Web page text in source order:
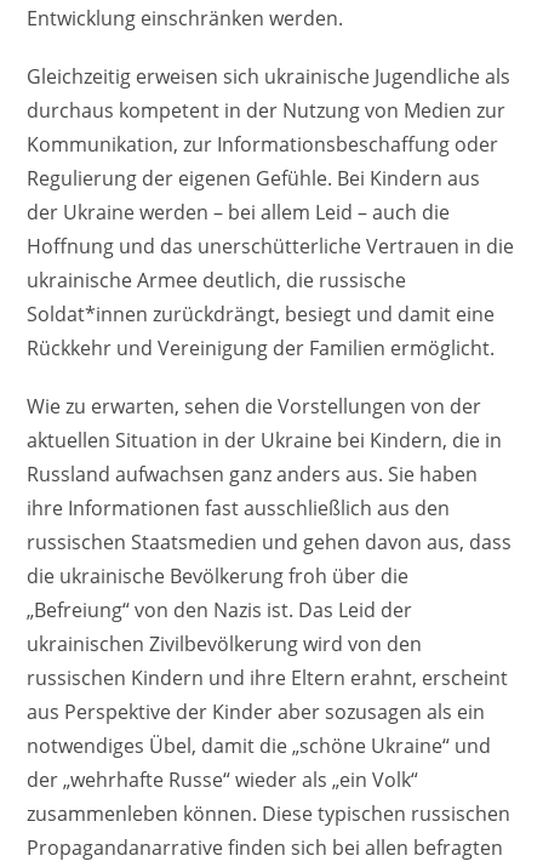
Entwicklung einschränken werden.
Gleichzeitig erweisen sich ukrainische Jugendliche als
durchaus kompetent in der Nutzung von Medien zur
Kommunikation, zur Informationsbeschaffung oder
Regulierung der eigenen Gefühle. Bei Kindern aus
der Ukraine werden – bei allem Leid – auch die
Hoffnung und das unerschütterliche Vertrauen in die
ukrainische Armee deutlich, die russische
Soldat*innen zurückdrängt, besiegt und damit eine
Rückkehr und Vereinigung der Familien ermöglicht.
Wie zu erwarten, sehen die Vorstellungen von der
aktuellen Situation in der Ukraine bei Kindern, die in
Russland aufwachsen ganz anders aus. Sie haben
ihre Informationen fast ausschließlich aus den
russischen Staatsmedien und gehen davon aus, dass
die ukrainische Bevölkerung froh über die
„Befreiung“ von den Nazis ist. Das Leid der
ukrainischen Zivilbevölkerung wird von den
russischen Kindern und ihre Eltern erahnt, erscheint
aus Perspektive der Kinder aber sozusagen als ein
notwendiges Übel, damit die „schöne Ukraine“ und
der „wehrhafte Russe“ wieder als „ein Volk“
zusammenleben können. Diese typischen russischen
Propagandanarrative finden sich bei allen befragten